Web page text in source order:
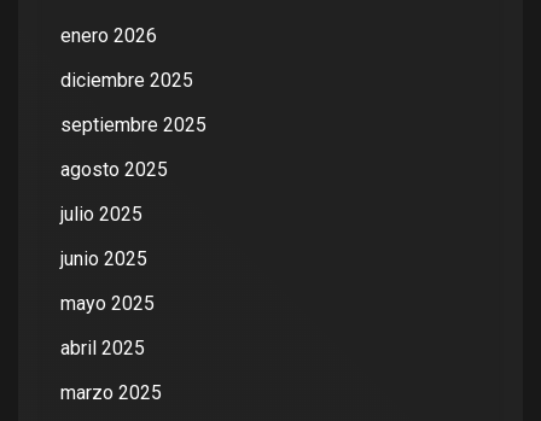
enero 2026
diciembre 2025
septiembre 2025
agosto 2025
julio 2025
junio 2025
mayo 2025
abril 2025
marzo 2025